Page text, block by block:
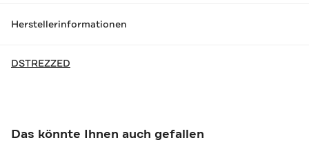
Herstellerinformationen
DSTREZZED
Das könnte Ihnen auch gefallen